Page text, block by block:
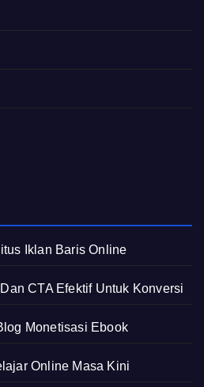
Iklan Baris Online
CTA Efektif Untuk Konversi
Monetisasi Ebook
Online Masa Kini